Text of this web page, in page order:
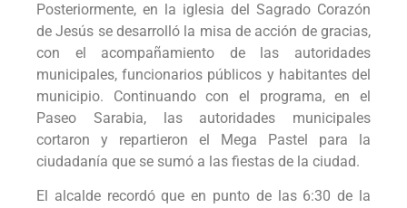
Posteriormente, en la iglesia del Sagrado Corazón
de Jesús se desarrolló la misa de acción de gracias,
con el acompañamiento de las autoridades
municipales, funcionarios públicos y habitantes del
municipio. Continuando con el programa, en el
Paseo Sarabia, las autoridades municipales
cortaron y repartieron el Mega Pastel para la
ciudadanía que se sumó a las fiestas de la ciudad.
El alcalde recordó que en punto de las 6:30 de la